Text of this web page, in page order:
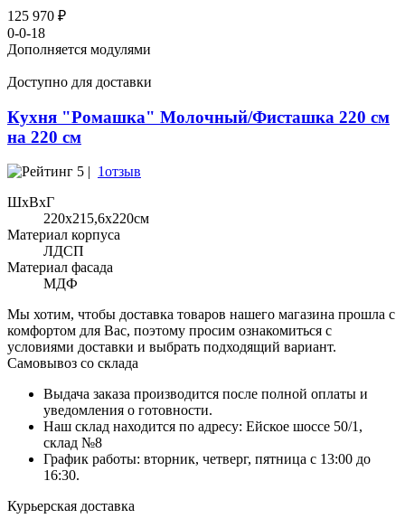
125 970 ₽
0-0-18
Дополняется модулями
Доступно для доставки
Кухня "Ромашка" Молочный/Фисташка 220 см
на 220 см
5 | 1отзыв
ШхВхГ
220x215,6х220см
Материал корпуса
ЛДСП
Материал фасада
МДФ
Мы хотим, чтобы доставка товаров нашего магазина прошла с
комфортом для Вас, поэтому просим ознакомиться с
условиями доставки и выбрать подходящий вариант.
Самовывоз со склада
Выдача заказа производится после полной оплаты и
уведомления о готовности.
Наш склад находится по адресу: Ейское шоссе 50/1,
склад №8
График работы: вторник, четверг, пятница с 13:00 до
16:30.
Курьерская доставка